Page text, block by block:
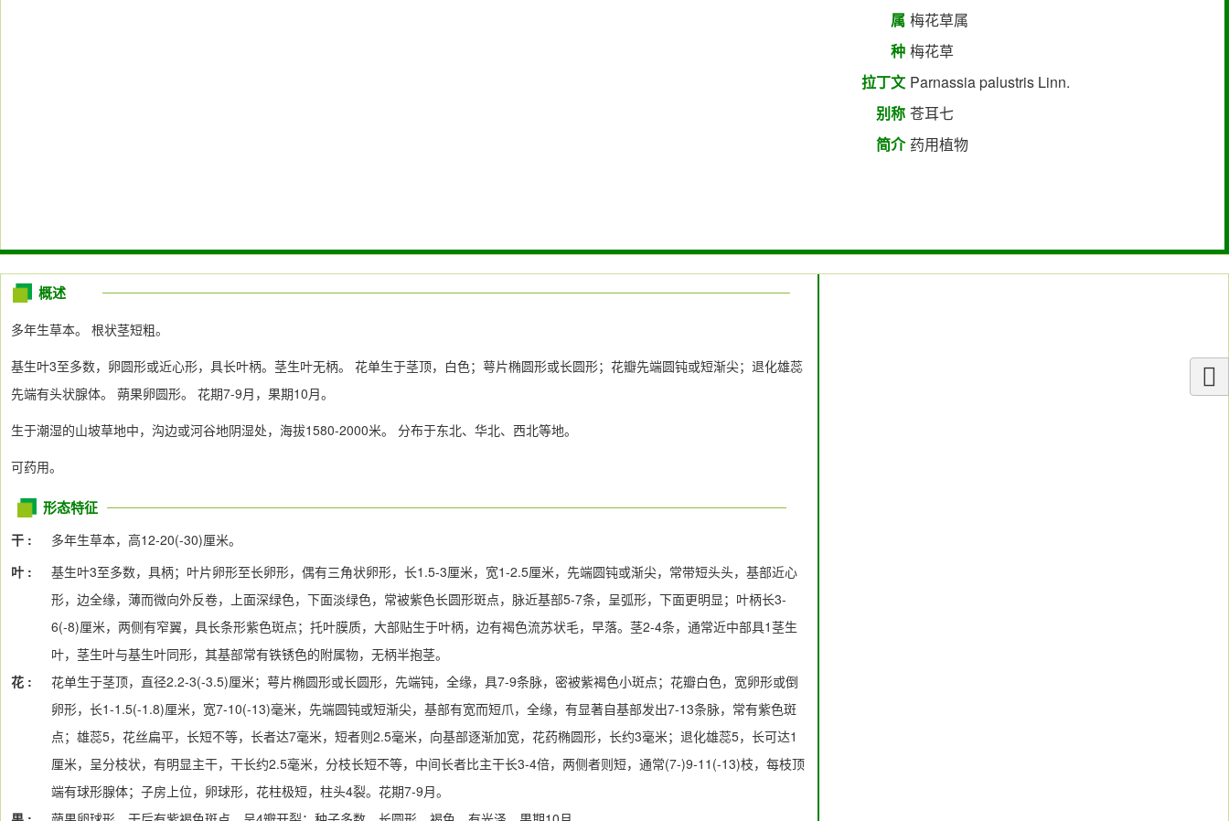
属 梅花草属
种 梅花草
拉丁文 Parnassia palustris Linn.
别称 苍耳七
简介 药用植物
概述
多年生草本。 根状茎短粗。
基生叶3至多数，卵圆形或近心形，具长叶柄。茎生叶无柄。 花单生于茎顶，白色；萼片椭圆形或长圆形；花瓣先端圆钝或短渐尖；退化雄蕊
先端有头状腺体。 蒴果卵圆形。 花期7-9月，果期10月。
生于潮湿的山坡草地中，沟边或河谷地阴湿处，海拔1580-2000米。 分布于东北、华北、西北等地。
可药用。
形态特征
干 :
多年生草本，高12-20(-30)厘米。
叶 :
基生叶3至多数，具柄；叶片卵形至长卵形，偶有三角状卵形，长1.5-3厘米，宽1-2.5厘米，先端圆钝或渐尖，常带短头头，基部近心
形，边全缘，薄而微向外反卷，上面深绿色，下面淡绿色，常被紫色长圆形斑点，脉近基部5-7条，呈弧形，下面更明显；叶柄长3-
6(-8)厘米，两侧有窄翼，具长条形紫色斑点；托叶膜质，大部贴生于叶柄，边有褐色流苏状毛，早落。茎2-4条，通常近中部具1茎生
叶，茎生叶与基生叶同形，其基部常有铁锈色的附属物，无柄半抱茎。
花 :
花单生于茎顶，直径2.2-3(-3.5)厘米；萼片椭圆形或长圆形，先端钝，全缘，具7-9条脉，密被紫褐色小斑点；花瓣白色，宽卵形或倒
卵形，长1-1.5(-1.8)厘米，宽7-10(-13)毫米，先端圆钝或短渐尖，基部有宽而短爪，全缘，有显著自基部发出7-13条脉，常有紫色斑
点；雄蕊5，花丝扁平，长短不等，长者达7毫米，短者则2.5毫米，向基部逐渐加宽，花药椭圆形，长约3毫米；退化雄蕊5，长可达1
厘米，呈分枝状，有明显主干，干长约2.5毫米，分枝长短不等，中间长者比主干长3-4倍，两侧者则短，通常(7-)9-11(-13)枝，每枝顶
端有球形腺体；子房上位，卵球形，花柱极短，柱头4裂。花期7-9月。